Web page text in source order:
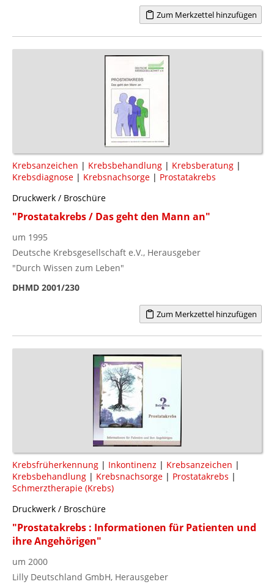
Zum Merkzettel hinzufügen
Krebsanzeichen | Krebsbehandlung | Krebsberatung |
Krebsdiagnose | Krebsnachsorge | Prostatakrebs
Druckwerk / Broschüre
"Prostatakrebs / Das geht den Mann an"
um 1995
Deutsche Krebsgesellschaft e.V., Herausgeber
"Durch Wissen zum Leben"
DHMD 2001/230
Zum Merkzettel hinzufügen
Krebsfrüherkennung | Inkontinenz | Krebsanzeichen |
Krebsbehandlung | Krebsnachsorge | Prostatakrebs |
Schmerztherapie (Krebs)
Druckwerk / Broschüre
"Prostatakrebs : Informationen für Patienten und
ihre Angehörigen"
um 2000
Lilly Deutschland GmbH, Herausgeber